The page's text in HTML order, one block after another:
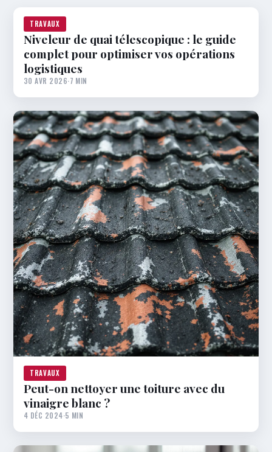
TRAVAUX
Niveleur de quai télescopique : le guide
complet pour optimiser vos opérations
logistiques
30 AVR 2026·7 MIN
TRAVAUX
Peut-on nettoyer une toiture avec du
vinaigre blanc ?
4 DÉC 2024·5 MIN